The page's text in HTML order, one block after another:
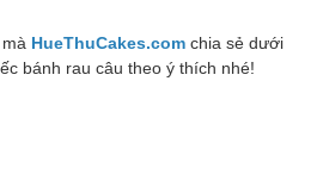
HueThuCakes.com chia sẻ dưới
bánh rau câu theo ý thích nhé!